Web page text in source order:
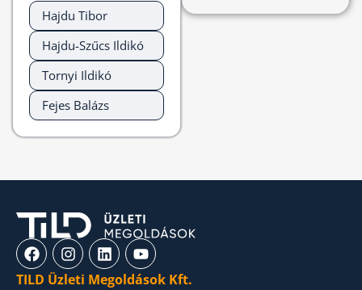
Hajdu Tibor
Hajdu-Szűcs Ildikó
Tornyi Ildikó
Fejes Balázs
TILD Üzleti Megoldások Kft.